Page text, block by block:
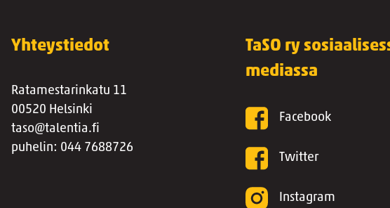
Yhteystiedot
Ratamestarinkatu 11
00520 Helsinki
taso@talentia.fi
puhelin: 044 7688726
TaSO ry
mediassa
Facebook
Twitter
Instagram